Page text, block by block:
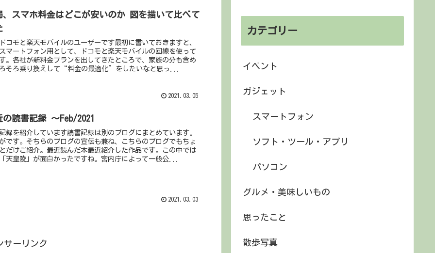
、スマホ料金はどこが安いのか 図を描いて比べて
コモと楽天モバイルのユーザーです最初に書いておきますと、
マートフォン用として、ドコモと楽天モバイルの回線を使って
。各社が新料金プランを出してきたところで、家族の分も含め
そろ乗り換えして“料金の最適化”をしたいなと思っ...
2021.03.05
の読書記録 ～Feb/2021
録を紹介しています読書記録は別のブログにまとめています。
です。そちらのブログの宣伝も兼ね、こちらのブログでもちょ
だけご紹介。最近読んだ本最近紹介した作品です。この中では
天皇陵」が面白かったですね。宮内庁によって一般公...
2021.03.03
サーリンク
カテゴリー
イベント
ガジェット
スマートフォン
ソフト・ツール・アプリ
パソコン
グルメ・美味しいもの
思ったこと
散歩写真